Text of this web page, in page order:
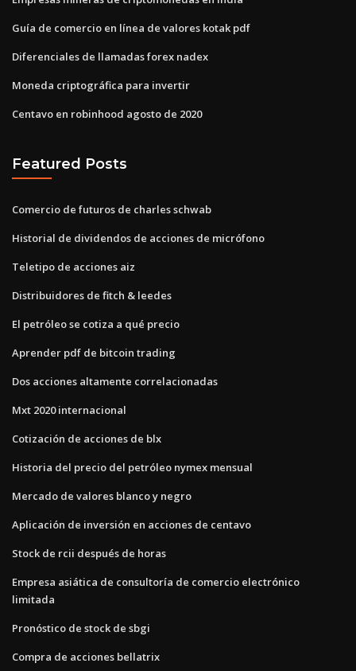
Guía de comercio en línea de valores kotak pdf
Diferenciales de llamadas forex nadex
Moneda criptográfica para invertir
Centavo en robinhood agosto de 2020
Featured Posts
Comercio de futuros de charles schwab
Historial de dividendos de acciones de micrófono
Teletipo de acciones aiz
Distribuidores de fitch & leedes
El petróleo se cotiza a qué precio
Aprender pdf de bitcoin trading
Dos acciones altamente correlacionadas
Mxt 2020 internacional
Cotización de acciones de blx
Historia del precio del petróleo nymex mensual
Mercado de valores blanco y negro
Aplicación de inversión en acciones de centavo
Stock de rcii después de horas
Empresa asiática de consultoría de comercio electrónico
limitada
Pronóstico de stock de sbgi
Compra de acciones bellatrix